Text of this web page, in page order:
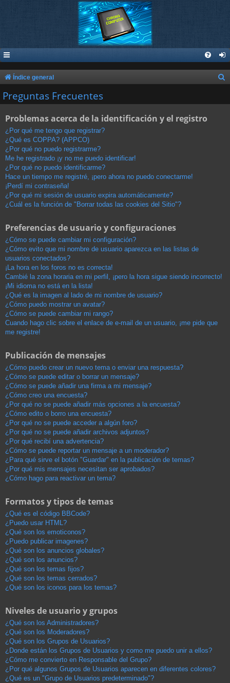
Índice general
s
Preguntas Frecuentes
Problemas acerca de la identificación y el registro
¿Por qué me tengo que registrar?
¿Qué es COPPA? (APPCO)
¿Por qué no puedo registrarme?
Me he registrado ¡y no me puedo identificar!
¿Por qué no puedo identificarme?
Hace un tiempo me registré, ¡pero ahora no puedo conectarme!
¡Perdí mi contraseña!
¿Por qué mi sesión de usuario expira automáticamente?
¿Cuál es la función de "Borrar todas las cookies del Sitio"?
Preferencias de usuario y configuraciones
¿Cómo se puede cambiar mi configuración?
¿Cómo evito que mi nombre de usuario aparezca en las listas de
usuarios conectados?
¡La hora en los foros no es correcta!
Cambié la zona horaria en mi perfil, ¡pero la hora sigue siendo incorrecto!
¡Mi idioma no está en la lista!
¿Qué es la imagen al lado de mi nombre de usuario?
¿Cómo puedo mostrar un avatar?
¿Cómo se puede cambiar mi rango?
Cuando hago clic sobre el enlace de e-mail de un usuario, ¡me pide que
me registre!
Publicación de mensajes
¿Cómo puedo crear un nuevo tema o enviar una respuesta?
¿Cómo se puede editar o borrar un mensaje?
¿Cómo se puede añadir una firma a mi mensaje?
¿Cómo creo una encuesta?
¿Por qué no se puede añadir más opciones a la encuesta?
¿Cómo edito o borro una encuesta?
¿Por qué no se puede acceder a algún foro?
¿Por qué no se puede añadir archivos adjuntos?
¿Por qué recibí una advertencia?
¿Cómo se puede reportar un mensaje a un moderador?
¿Para qué sirve el botón "Guardar" en la publicación de temas?
¿Por qué mis mensajes necesitan ser aprobados?
¿Cómo hago para reactivar un tema?
Formatos y tipos de temas
¿Qué es el código BBCode?
¿Puedo usar HTML?
¿Qué son los emoticonos?
¿Puedo publicar imagenes?
¿Qué son los anuncios globales?
¿Qué son los anuncios?
¿Qué son los temas fijos?
¿Qué son los temas cerrados?
¿Qué son los iconos para los temas?
Niveles de usuario y grupos
¿Qué son los Administradores?
¿Qué son los Moderadores?
¿Qué son los Grupos de Usuarios?
¿Donde están los Grupos de Usuarios y como me puedo unir a ellos?
¿Cómo me convierto en Responsable del Grupo?
¿Por qué algunos Grupos de Usuarios aparecen en diferentes colores?
¿Qué es un "Grupo de Usuarios predeterminado"?